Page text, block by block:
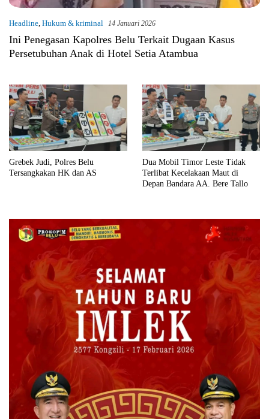
Headline, Hukum & kriminal 14 Januari 2026
Ini Penegasan Kapolres Belu Terkait Dugaan Kasus
Persetubuhan Anak di Hotel Setia Atambua
Grebek Judi, Polres Belu
Tersangkakan HK dan AS
Dua Mobil Timor Leste Tidak
Terlibat Kecelakaan Maut di
Depan Bandara AA. Bere Tallo